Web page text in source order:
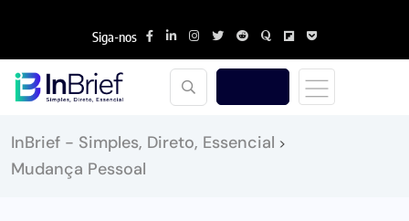
Siga-nos
InBrief - Simples, Direto, Essencial >
Mudança Pessoal